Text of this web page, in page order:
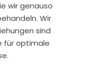
wir genauso
Wir
sind
für optimale